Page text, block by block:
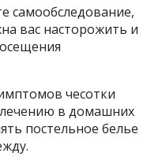
самообследование,
вас насторожить и
чесотки
в домашних
постельное белье